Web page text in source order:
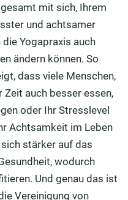
mit sich, Ihrem
und achtsamer
Yogapraxis auch
ändern können. So
dass viele Menschen,
Zeit auch besser essen,
oder Ihr Stresslevel
Achtsamkeit im Leben
stärker auf das
wodurch
Und genau das ist
Vereinigung von